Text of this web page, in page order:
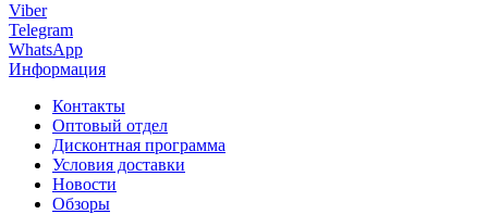
Viber
Telegram
WhatsApp
Информация
Контакты
Оптовый отдел
Дисконтная программа
Условия доставки
Новости
Обзоры